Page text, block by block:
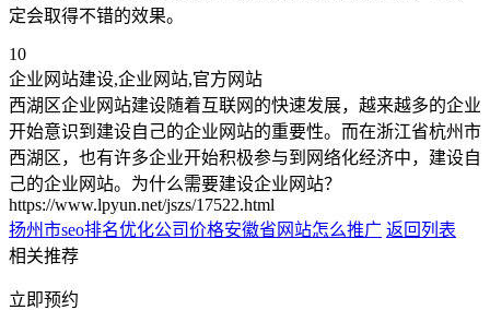
定会取得不错的效果。
10
企业网站建设,企业网站,官方网站
西湖区企业网站建设随着互联网的快速发展，越来越多的企业
开始意识到建设自己的企业网站的重要性。而在浙江省杭州市
西湖区，也有许多企业开始积极参与到网络化经济中，建设自
己的企业网站。为什么需要建设企业网站？
https://www.lpyun.net/jszs/17522.html
扬州市seo排名优化公司价格安徽省网站怎么推广 返回列表
相关推荐
立即预约